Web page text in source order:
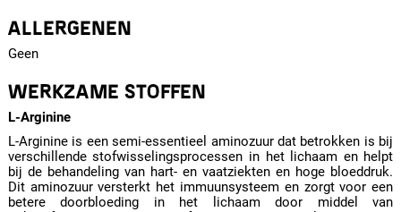
ALLERGENEN
Geen
WERKZAME STOFFEN
L-Arginine
L-Arginine is een semi-essentieel aminozuur dat betrokken is bij
verschillende stofwisselingsprocessen in het lichaam en helpt
bij de behandeling van hart- en vaatziekten en hoge bloeddruk.
Dit aminozuur versterkt het immuunsysteem en zorgt voor een
betere doorbloeding in het lichaam door middel van